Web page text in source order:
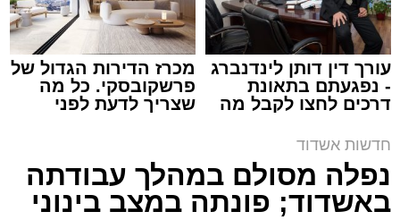
איחוד הצלה, הצלה
אירוע דרמטי הסתיים בנס רפואי באשדוד, לאחר
שגבר בן 56 התמוטט בביתו שבאחד הרחובות
ברובע י"א בעיר, כתוצאה מאירוע פתאומי שגרם
עורך דין דותן לינדנברג
- נפגעתם בתאונת
דרכים לחצו לקבל מה
מכרז הדירות הגדול של
פרשקובסקי. כל מה
שצריך לדעת לפני
חדשות אשדוד
נפלה מסולם במהלך עבודתה
באשדוד; פונתה במצב בינוני